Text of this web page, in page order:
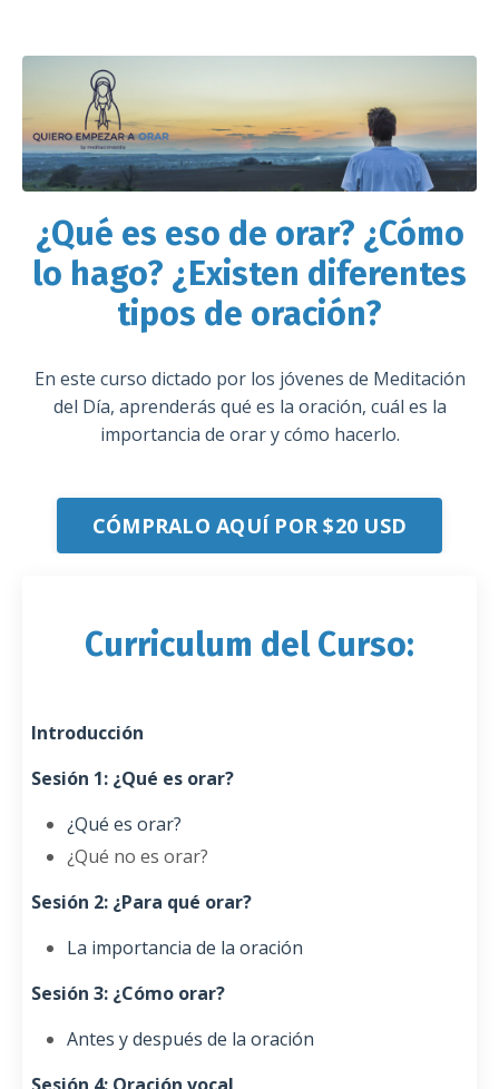
¿Qué es eso de orar? ¿Cómo
lo hago? ¿Existen diferentes
tipos de oración?
En este curso dictado por los jóvenes de Meditación
del Día, aprenderás qué es la oración, cuál es la
importancia de orar y cómo hacerlo.
CÓMPRALO AQUÍ POR $20 USD
Curriculum del Curso:
Introducción
Sesión 1: ¿Qué es orar?
¿Qué es orar?
¿Qué no es orar?
Sesión 2: ¿Para qué orar?
La importancia de la oración
Sesión 3: ¿Cómo orar?
Antes y después de la oración
Sesión 4: Oración vocal